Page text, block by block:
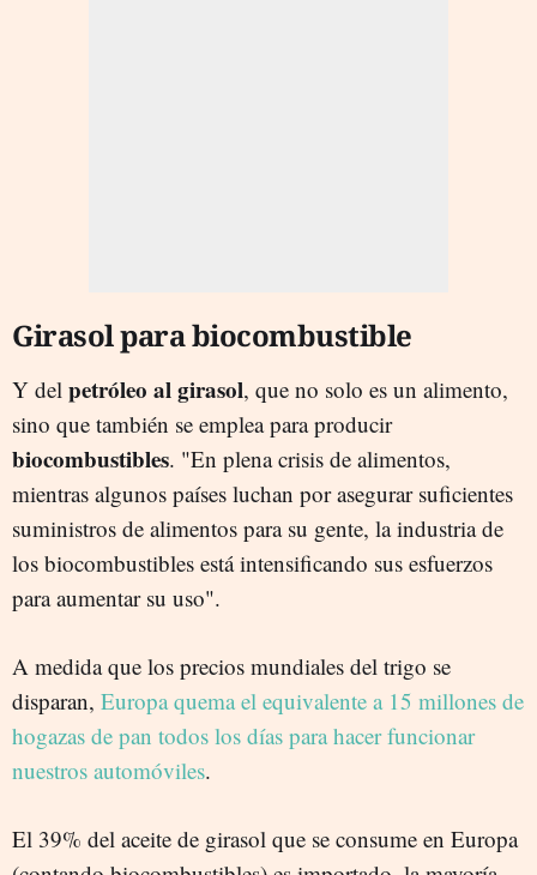
Girasol para biocombustible
Y del petróleo al girasol, que no solo es un alimento,
sino que también se emplea para producir
biocombustibles. "En plena crisis de alimentos,
mientras algunos países luchan por asegurar suficientes
suministros de alimentos para su gente, la industria de
los biocombustibles está intensificando sus esfuerzos
para aumentar su uso".
A medida que los precios mundiales del trigo se
disparan, Europa quema el equivalente a 15 millones de
hogazas de pan todos los días para hacer funcionar
nuestros automóviles.
El 39% del aceite de girasol que se consume en Europa